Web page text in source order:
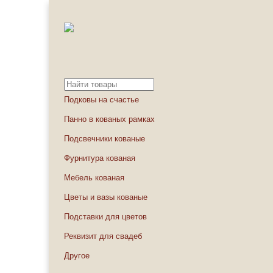
Подковы на счастье
Панно в кованых рамках
Подсвечники кованые
Фурнитура кованая
Мебель кованая
Цветы и вазы кованые
Подставки для цветов
Реквизит для свадеб
Другое